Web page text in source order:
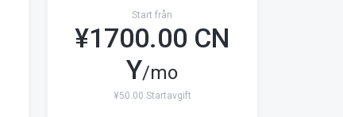
Start från
¥1700.00 CN
Y/mo
¥50.00 Startavgift